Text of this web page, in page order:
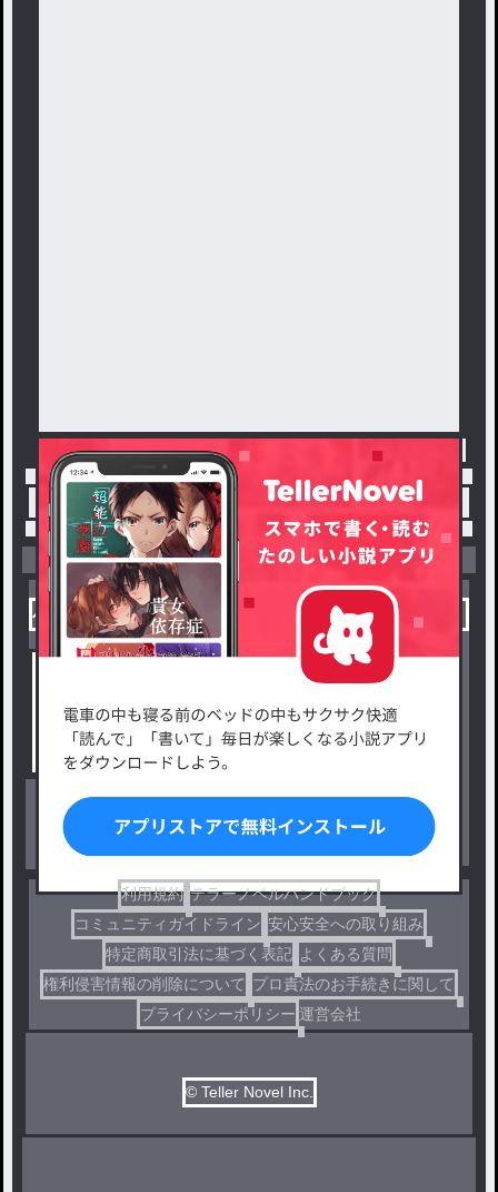
トップ 「#じゃ」の人気小説・夢小説一覧
小説を探す
小説コンテスト応募・公募
出版・メディアミックス作品
ジャンルから探す
恋愛・ロマンス
ファンタジー・異世界・SF
ドラマ
利用規約 テラーノベルハンドブック
コミュニティガイドライン 安心安全への取り組み
特定商取引法に基づく表記 よくある質問
権利侵害情報の削除について プロ責法のお手続きに関して
プライバシーポリシー 運営会社
© Teller Novel Inc.